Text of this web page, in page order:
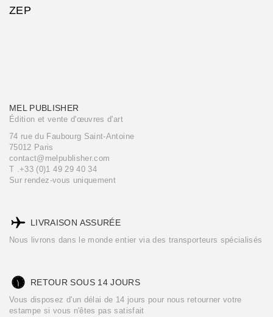
ZEP
MEL PUBLISHER
Édition et vente d'œuvres d'art
74 rue du Faubourg Saint-Antoine
75012 Paris
contact@melpublisher.com
T .+33 (0)1 49 29 40 34
Sur rendez-vous uniquement
LIVRAISON ASSURÉE
Nous livrons dans le monde entier via des transporteurs spécialisés
RETOUR SOUS 14 JOURS
Vous disposez d'un délai de 14 jours pour nous retourner votre
estampe si vous n'êtes pas satisfait